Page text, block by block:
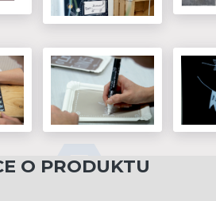
O PRODUKTU